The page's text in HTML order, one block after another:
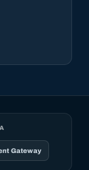
Gateway